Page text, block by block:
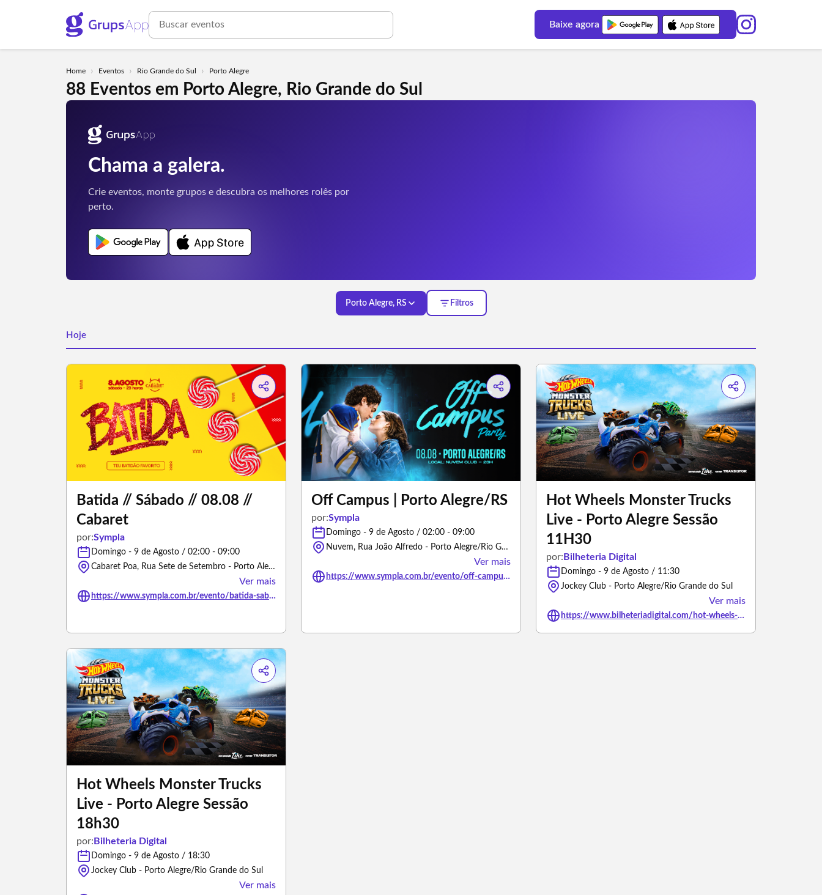
Baixe agora
Home › Eventos › Rio Grande do Sul › Porto Alegre
88 Eventos em Porto Alegre, Rio Grande do Sul
Chama a galera.
Crie eventos, monte grupos e descubra os melhores rolês por
perto.
Porto Alegre, RS Filtros
Hoje
Batida // Sábado // 08.08 //
Cabaret
por:Sympla
Domingo - 9 de Agosto / 02:00 - 09:00
Cabaret Poa, Rua Sete de Setembro - Porto Alegre/Rio Grande do Sul
Ver mais
https://www.sympla.com.br/evento/batida-sabado-08-08-cabaret/3499664
Off Campus | Porto Alegre/RS
por:Sympla
Domingo - 9 de Agosto / 02:00 - 09:00
Nuvem, Rua João Alfredo - Porto Alegre/Rio Grande do Sul
Ver mais
https://www.sympla.com.br/evento/off-campus-porto-alegre-rs/3484456
Hot Wheels Monster Trucks
Live - Porto Alegre Sessão
11H30
por: Bilheteria Digital
Domingo - 9 de Agosto / 11:30
Jockey Club - Porto Alegre/Rio Grande do Sul
Ver mais
https://www.bilheteriadigital.com/hot-wheels-monster-trucks-live-porto-alegre-sessao-11h30-09-de-agosto
Hot Wheels Monster Trucks
Live - Porto Alegre Sessão
18h30
por: Bilheteria Digital
Domingo - 9 de Agosto / 18:30
Jockey Club - Porto Alegre/Rio Grande do Sul
Ver mais